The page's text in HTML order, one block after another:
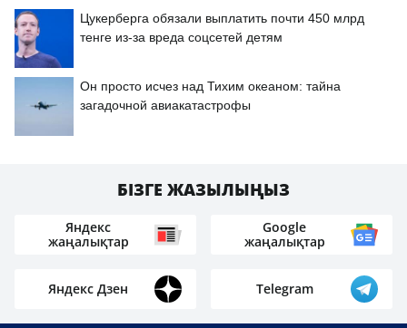
Цукерберга обязали выплатить почти 450 млрд
тенге из-за вреда соцсетей детям
Он просто исчез над Тихим океаном: тайна
загадочной авиакатастрофы
БІЗГЕ ЖАЗЫЛЫҢЫЗ
Яндекс
жаңалықтар
Google
жаңалықтар
Яндекс Дзен Telegram